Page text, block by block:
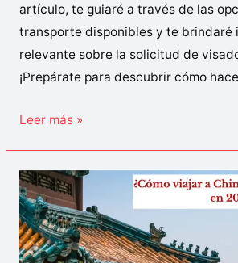
artículo, te guiaré a través de las
transporte disponibles y te brindaré
relevante sobre la solicitud de
¡Prepárate para descubrir cómo
¿Cómo
España
a
China?
La
Leer más »